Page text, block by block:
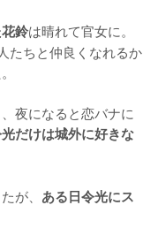
鈴は晴れて官女に。
たちと仲良くなれるか
夜になると恋バナに
だけは城外に好きな
が、 ある日令光にス